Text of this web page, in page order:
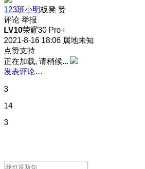
123班小明板凳 赞
评论 举报
LV10荣耀30 Pro+
2021-8-16 18:06 属地未知
点赞支持
正在加载, 请稍候...
发表评论…
3
14
3